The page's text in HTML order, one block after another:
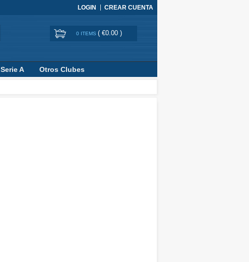
LOGIN CREAR CUENTA
0 ITEMS ( €0.00 )
Serie A Otros Clubes